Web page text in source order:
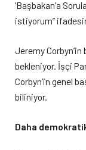
‘Başbakan’a
istiyorum”
Jeremy
bekleniyor. İşçi
Corbyn’in genel
biliniyor.
Daha